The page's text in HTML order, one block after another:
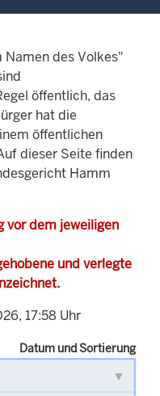
des Volkes"
öffentlich, das
hat die
öffentlichen
dieser Seite finden
Hamm
vor dem jeweiligen
und verlegte
17:58 Uhr
Datum und Sortierung